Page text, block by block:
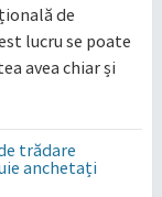
de
lucru se poate
avea chiar și
trădare
anchetați